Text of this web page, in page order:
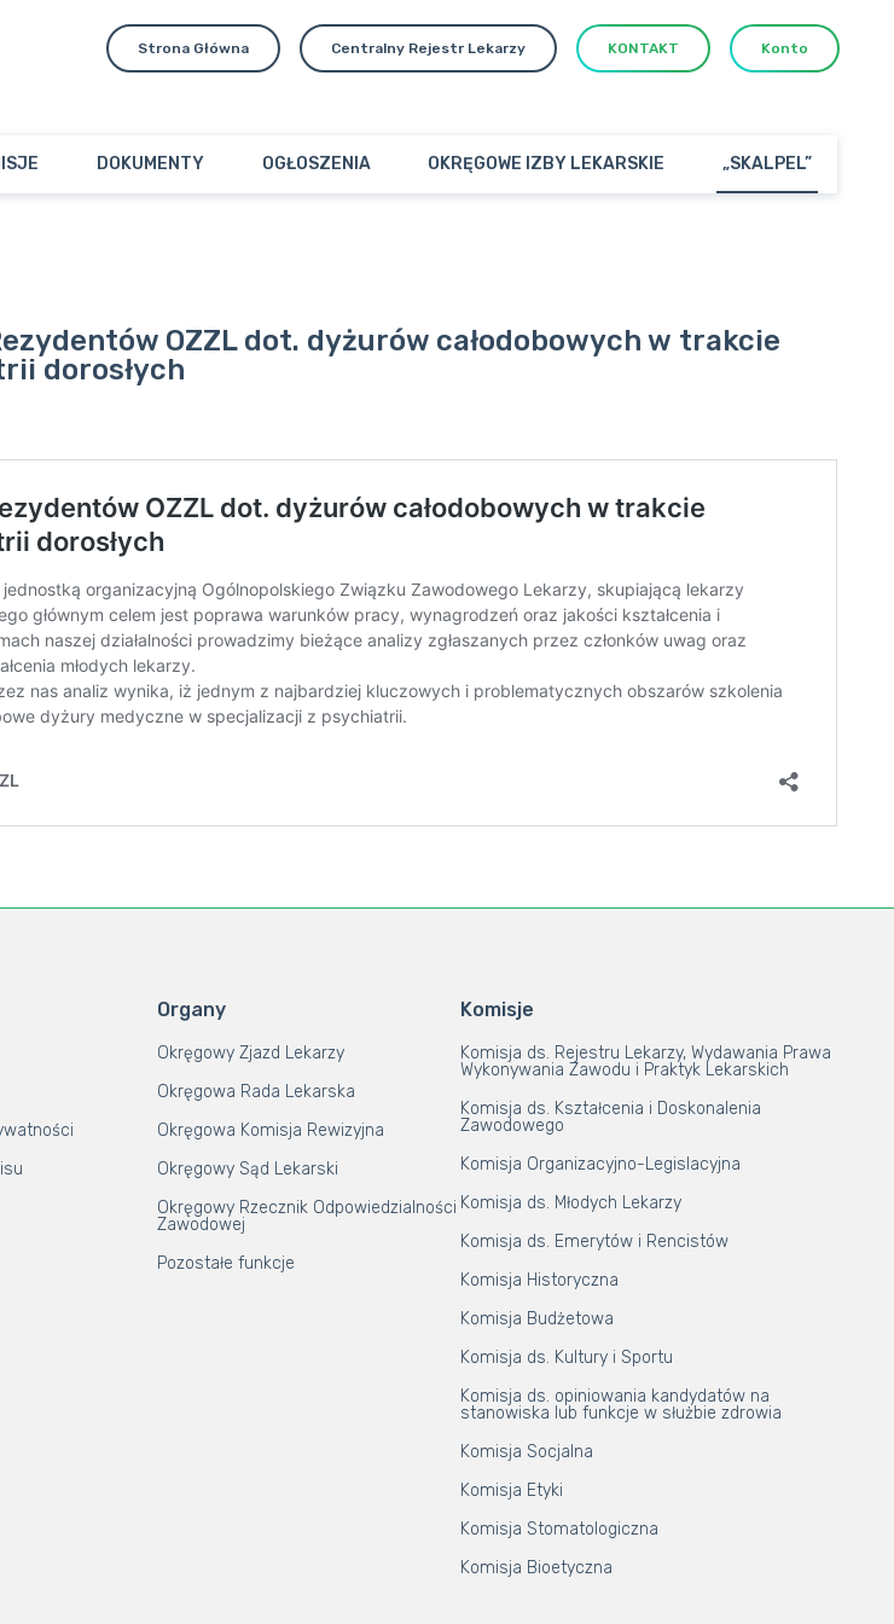
Strona Główna Centralny Rejestr Lekarzy KONTAKT Konto
DOKUMENTY OGŁOSZENIA OKRĘGOWE IZBY LEKARSKIE „SKALPEL”
OZZL dot. dyżurów całodobowych w trakcie
dorosłych
Organy
Okręgowy Zjazd Lekarzy
Okręgowa Rada Lekarska
Okręgowa Komisja Rewizyjna
Okręgowy Sąd Lekarski
Okręgowy Rzecznik Odpowiedzialności
Zawodowej
Pozostałe funkcje
Komisje
Komisja ds. Rejestru Lekarzy, Wydawania Prawa
Wykonywania Zawodu i Praktyk Lekarskich
Komisja ds. Kształcenia i Doskonalenia
Zawodowego
Komisja Organizacyjno-Legislacyjna
Komisja ds. Młodych Lekarzy
Komisja ds. Emerytów i Rencistów
Komisja Historyczna
Komisja Budżetowa
Komisja ds. Kultury i Sportu
Komisja ds. opiniowania kandydatów na
stanowiska lub funkcje w służbie zdrowia
Komisja Socjalna
Komisja Etyki
Komisja Stomatologiczna
Komisja Bioetyczna